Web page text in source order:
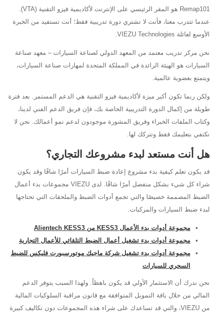
Remap101 هو المقر الرئيسي على الإنترنت لأكاديمية فيزو التقنية (VTA).
عندما تتدرب معنا، فأنت لا تشتري دورة تدريبية فقط؛ أنت تستفيد من الخبرة
الأوسع لعائلة VIEZU Technologies.
نحن مركز تدريب معتمد من المعهد الدولي لصناعة السيارات – معهد صناعة
السيارات هو الهيئة الرائدة في المملكة المتحدة لمهارات صناعة السيارات،
ويتمتع بعضوية عالمية.
ولكن ربما تكون أكبر ميزة لأكاديمية فيزو التقنية هي الدعم المستمر. بعد فترة
طويلة من إكمال الدورة التدريبية الخاصة بك، فإن فريق الدعم الفني لدينا،
وكتاب الملفات الخبراء وفريق المشورة موجودون لدعم نمو أعمالك. نحن لا
نكتفي بتعليمك فقط ونتركك لها.
هل أنت مستعد لبدء مشروعك التجاري؟
قد يكون تعلم كيفية بدء مشروع إعادة ضبط السيارات أمرًا شاقًا وقد يكون
شراء كل شيء بشكل منفصل أمرًا شاقًا. لدى VIEZU مجموعات بدء أعمال
الضبط المصممة خصيصًا والتي تجمع أدوات الضبط والملحقات التي تحتاجها
لبدء ضبط السيارات والمركبات.
مجموعة أدوات بدء الأعمال KESS3 من Alientech KESS3
مجموعة أدوات بدء تشغيل أعمال الضبط التلقائي للأعمال التجارية
مجموعة أدوات بدء تشغيل شركة ماجيك موتورسبورت فليكس للضبط
السحري للسيارات
نحن ندرك أن الاستثمار الأولي قد يكون باهظاً. ولهذا السبب يتوفر الدعم
المالي من خلال باقة التمويل المتوافقة مع قانون مراقبة السلوكيات المالية
من VIEZU، والتي قد تساعدك على شراء هذه المجموعات دون تكاليف كبيرة